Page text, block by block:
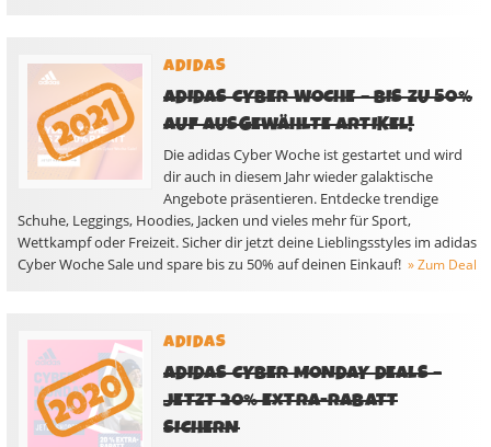
ADIDAS
ADIDAS CYBER WOCHE – BIS ZU 50%
AUF AUSGEWÄHLTE ARTIKEL!
Die adidas Cyber Woche ist gestartet und wird
dir auch in diesem Jahr wieder galaktische
Angebote präsentieren. Entdecke trendige
Schuhe, Leggings, Hoodies, Jacken und vieles mehr für Sport,
Wettkampf oder Freizeit. Sicher dir jetzt deine Lieblingsstyles im adidas
Cyber Woche Sale und spare bis zu 50% auf deinen Einkauf! » Zum Deal
ADIDAS
ADIDAS CYBER MONDAY DEALS –
JETZT 20% EXTRA-RABATT
SICHERN